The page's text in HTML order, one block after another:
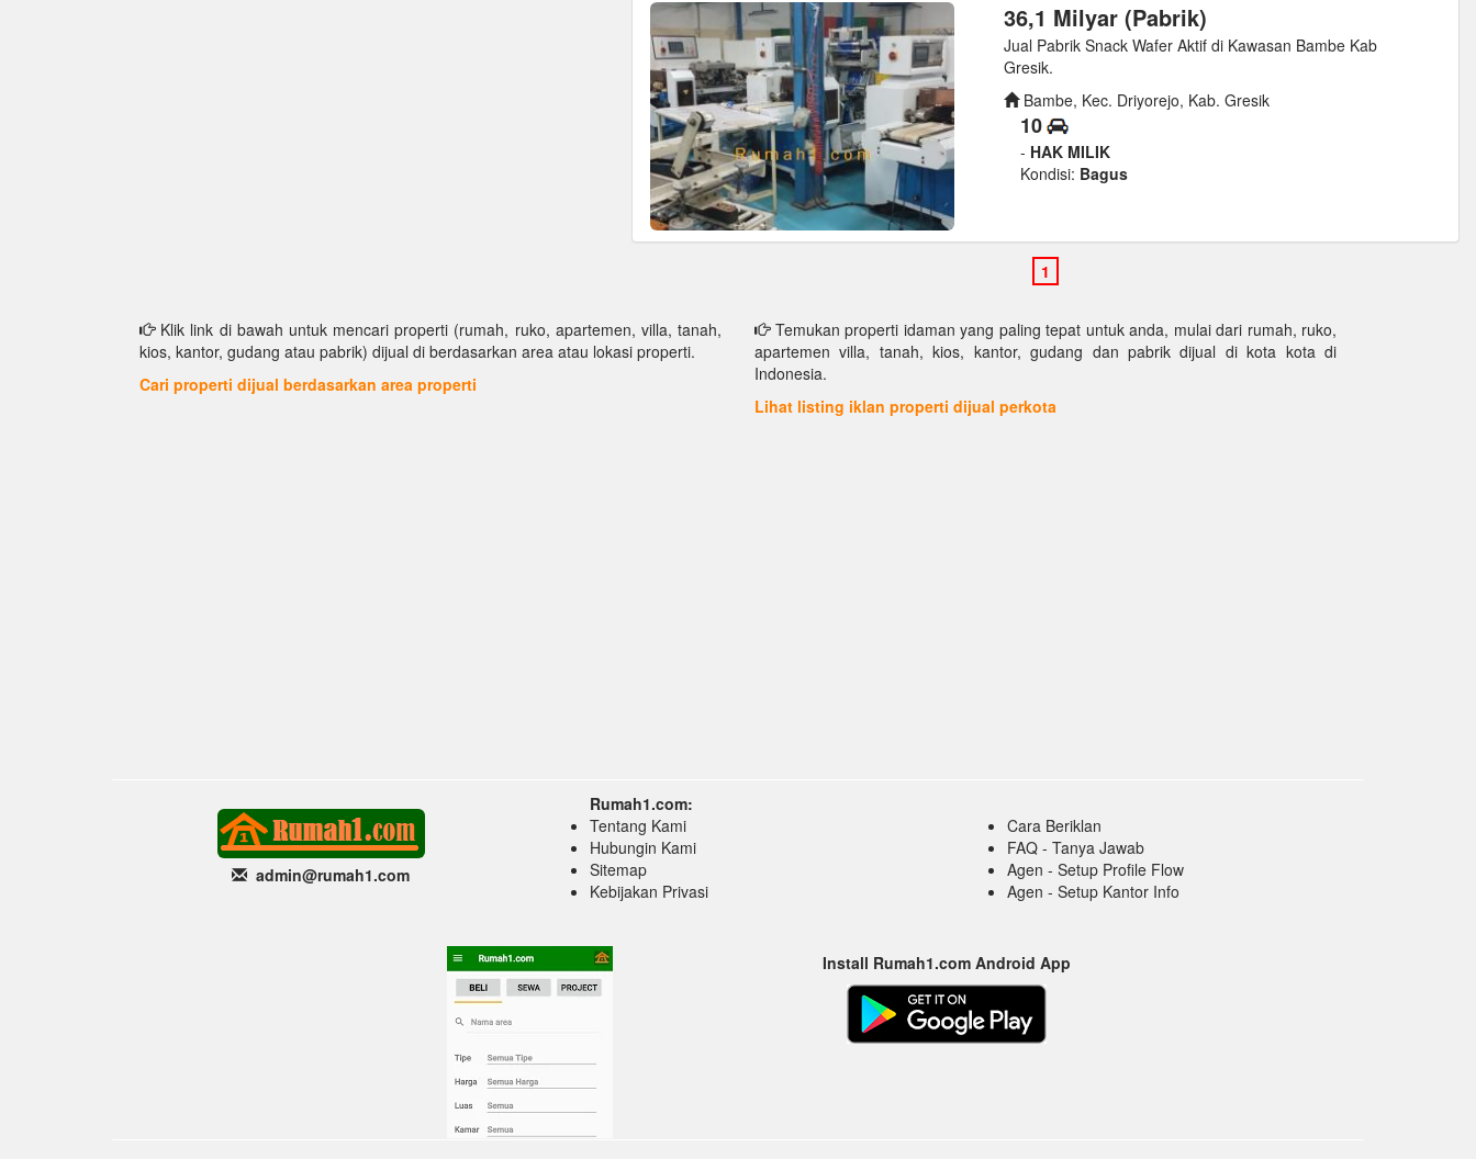
36,1 Milyar (Pabrik)
Jual Pabrik Snack Wafer Aktif di Kawasan Bambe Kab
Gresik.
Bambe, Kec. Driyorejo, Kab. Gresik
10
- HAK MILIK
Kondisi: Bagus
Klik link di bawah untuk mencari properti (rumah, ruko, apartemen, villa, tanah,
kios, kantor, gudang atau pabrik) dijual di berdasarkan area atau lokasi properti.
Cari properti dijual berdasarkan area properti
Temukan properti idaman yang paling tepat untuk anda, mulai dari rumah, ruko,
apartemen villa, tanah, kios, kantor, gudang dan pabrik dijual di kota kota di
Indonesia.
Lihat listing iklan properti dijual perkota
admin@rumah1.com
Rumah1.com:
Tentang Kami
Hubungin Kami
Sitemap
Kebijakan Privasi
Cara Beriklan
FAQ - Tanya Jawab
Agen - Setup Profile Flow
Agen - Setup Kantor Info
Install Rumah1.com Android App